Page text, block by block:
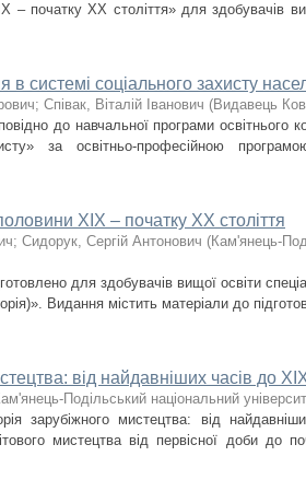
– початку ХХ століття» для здобувачів
системі соціального захисту
; Співак, Віталій Іванович (Видавець
до навчальної програми
за освітньо-професійною
половини XIX – початку ХХ століття
; Сидорук, Сергій Антонович (Кам'янець-
для здобувачів вищої освіти
Видання містить матеріали до
від найдавніших часів до
Подільський національний
зарубіжного мистецтва: від
мистецтва від первісної доби до